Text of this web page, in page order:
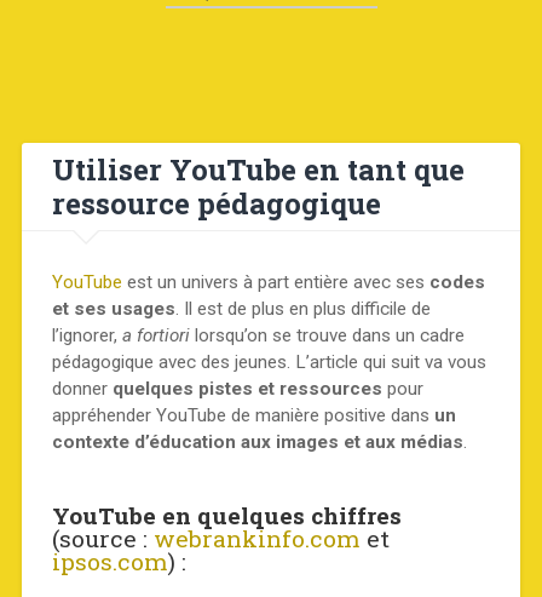
Utiliser YouTube en tant que
ressource pédagogique
YouTube est un univers à part entière avec ses codes
et ses usages. Il est de plus en plus difficile de
l’ignorer, a fortiorilorsqu’on se trouve dans un cadre
pédagogique avec des jeunes. L’article qui suit va vous
donner quelques pistes et ressources pour
appréhender YouTube de manière positive dans un
contexte d’éducation aux images et aux médias.
YouTube en quelques chiffres
(source : webrankinfo.com et
ipsos.com) :